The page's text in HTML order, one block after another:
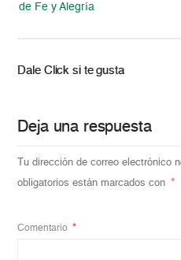
de Fe y Alegría
Dale Click si te gusta
Deja una respuesta
Tu dirección de correo electrónico
obligatorios están marcados con *
Comentario *